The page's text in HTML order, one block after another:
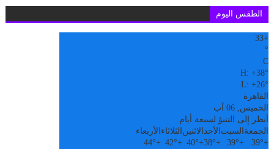
الطقس اليوم
+
33
°
C
H:+38°
L:+26°
القاهرة
الخميس, 06 آب
أنظر إلى التنبؤ لسبعة أيام
الجمعة السبت الأحدالاثنين الثلاثاء الأربعاء
+
39°
+
39°
+
38°
+
40°
+
42°
+
44°